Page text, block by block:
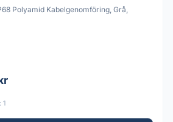
Polyamid Kabelgenomföring, Grå,
1